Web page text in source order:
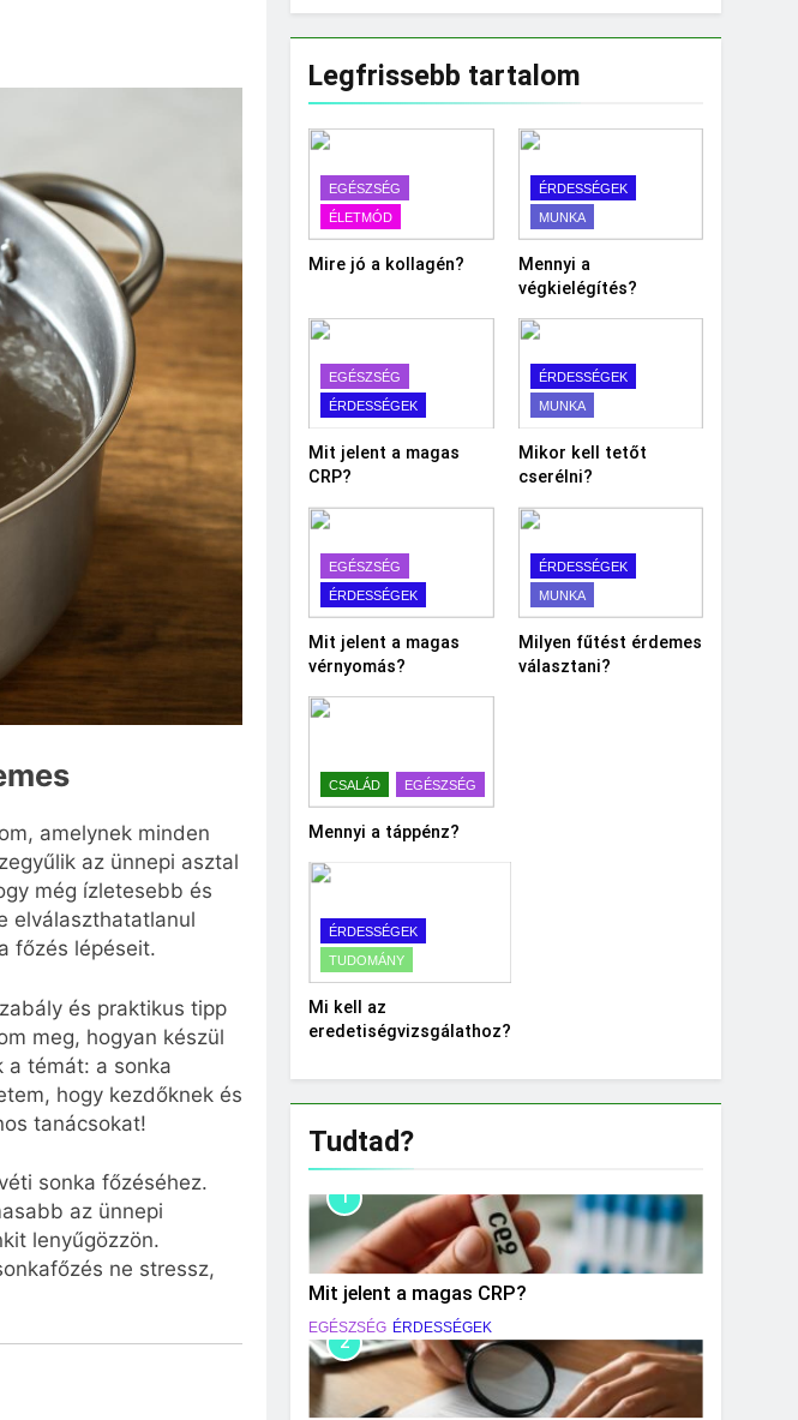
amelynek minden
az ünnepi asztal
még ízletesebb és
elválaszthatatlanul
főzés lépéseit.
és praktikus tipp
meg, hogyan készül
a témát: a sonka
hogy kezdőknek és
tanácsokat!
sonka főzéséhez.
az ünnepi
lenyűgözzön.
ne stressz,
Legfrissebb tartalom
EGÉSZSÉG
ÉLETMÓD
Mire jó a kollagén?
ÉRDESSÉGEK
MUNKA
Mennyi a
végkielégítés?
EGÉSZSÉG
ÉRDESSÉGEK
Mit jelent a magas
CRP?
ÉRDESSÉGEK
MUNKA
Mikor kell tetőt
cserélni?
EGÉSZSÉG
ÉRDESSÉGEK
Mit jelent a magas
vérnyomás?
ÉRDESSÉGEK
MUNKA
Milyen fűtést érdemes
választani?
CSALÁD EGÉSZSÉG
Mennyi a táppénz?
ÉRDESSÉGEK
TUDOMÁNY
Mi kell az
eredetiségvizsgálathoz?
Tudtad?
1
Mit jelent a magas CRP?
EGÉSZSÉG ÉRDESSÉGEK
2